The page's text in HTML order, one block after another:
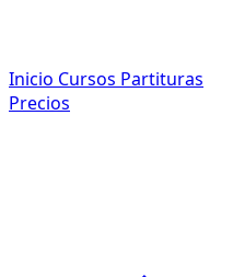
Inicio Cursos Partituras
Precios